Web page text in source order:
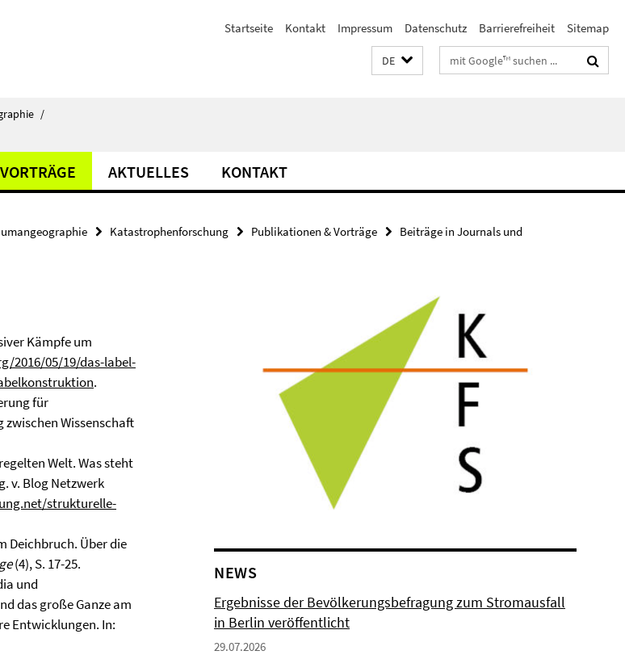
Startseite Kontakt Impressum Datenschutz Barrierefreiheit Sitemap
DE Suchbegriffe
/
AKTUELLES KONTAKT
Katastrophenforschung Publikationen & Vorträge
Beiträge in Journals und
Kämpfe um
2016/05/19/das-label-
.
für
Wissenschaft
Welt. Was steht
v. Blog Netzwerk
strukturelle-
Deichbruch. Über die
(4), S. 17-25.
und
das große Ganze am
Entwicklungen. In:
NEWS
Ergebnisse der Bevölkerungsbefragung zum Stromausfall
in Berlin veröffentlicht
29.07.2026